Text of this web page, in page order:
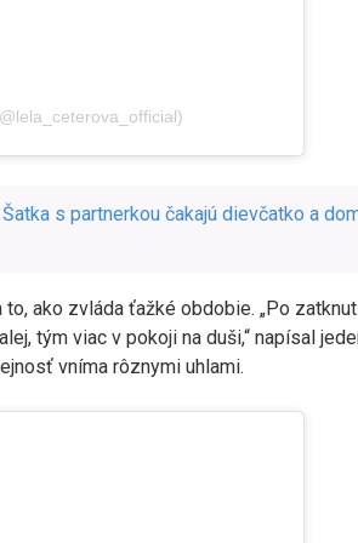
s partnerkou čakajú dievčatko a
ako zvláda ťažké obdobie. „Po
tým viac v pokoji na duši,“ napísal
vníma rôznymi uhlami.